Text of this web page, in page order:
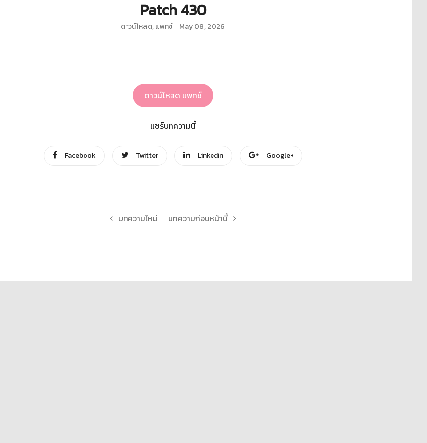
Patch 430
ดาวน์โหลด,แพทช์ May 08, 2026
ดาวน์โหลด แพทช์
แชร์บทความนี้
Facebook Twitter Linkedin Google+
บทความใหม่ บทความก่อนหน้านี้